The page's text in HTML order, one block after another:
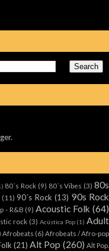
.
80´s Rock (9) 80´s Vibes (3) 80s
(11) 90´s Rock (13) 90s Rock
- R&B (9) Acoustic Folk (64)
rock (3) Acústica Pop (1) Adult
Afrobeats (6) Afrobeats / Afro-pop
(21) Alt Pop (260) Alt Pop.